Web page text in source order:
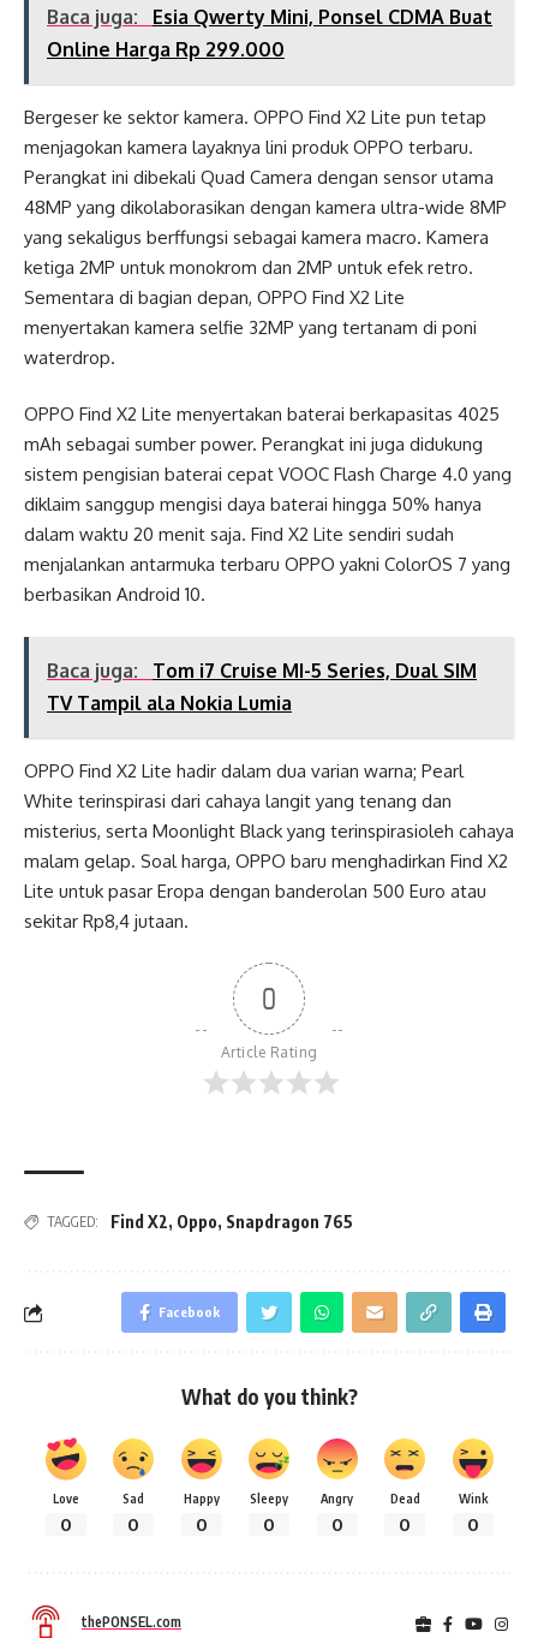
Baca juga:
Esia Qwerty Mini, Ponsel CDMA Buat
Online Harga Rp 299.000
Bergeser ke sektor kamera. OPPO Find X2 Lite pun tetap
menjagokan kamera layaknya lini produk OPPO terbaru.
Perangkat ini dibekali Quad Camera dengan sensor utama
48MP yang dikolaborasikan dengan kamera ultra-wide 8MP
yang sekaligus berffungsi sebagai kamera macro. Kamera
ketiga 2MP untuk monokrom dan 2MP untuk efek retro.
Sementara di bagian depan, OPPO Find X2 Lite
menyertakan kamera selfie 32MP yang tertanam di poni
waterdrop.
OPPO Find X2 Lite menyertakan baterai berkapasitas 4025
mAh sebagai sumber power. Perangkat ini juga didukung
sistem pengisian baterai cepat VOOC Flash Charge 4.0 yang
diklaim sanggup mengisi daya baterai hingga 50% hanya
dalam waktu 20 menit saja. Find X2 Lite sendiri sudah
menjalankan antarmuka terbaru OPPO yakni ColorOS 7 yang
berbasikan Android 10.
Baca juga:
Tom i7 Cruise MI-5 Series, Dual SIM
TV Tampil ala Nokia Lumia
OPPO Find X2 Lite hadir dalam dua varian warna; Pearl
White terinspirasi dari cahaya langit yang tenang dan
misterius, serta Moonlight Black yang terinspirasioleh cahaya
malam gelap. Soal harga, OPPO baru menghadirkan Find X2
Lite untuk pasar Eropa dengan banderolan 500 Euro atau
sekitar Rp8,4 jutaan.
0
Article Rating
TAGGED: Find X2, Oppo, Snapdragon 765
Facebook
What do you think?
Love
0
Sad
0
Happy
0
Sleepy
0
Angry
0
Dead
0
Wink
0
thePONSEL.com